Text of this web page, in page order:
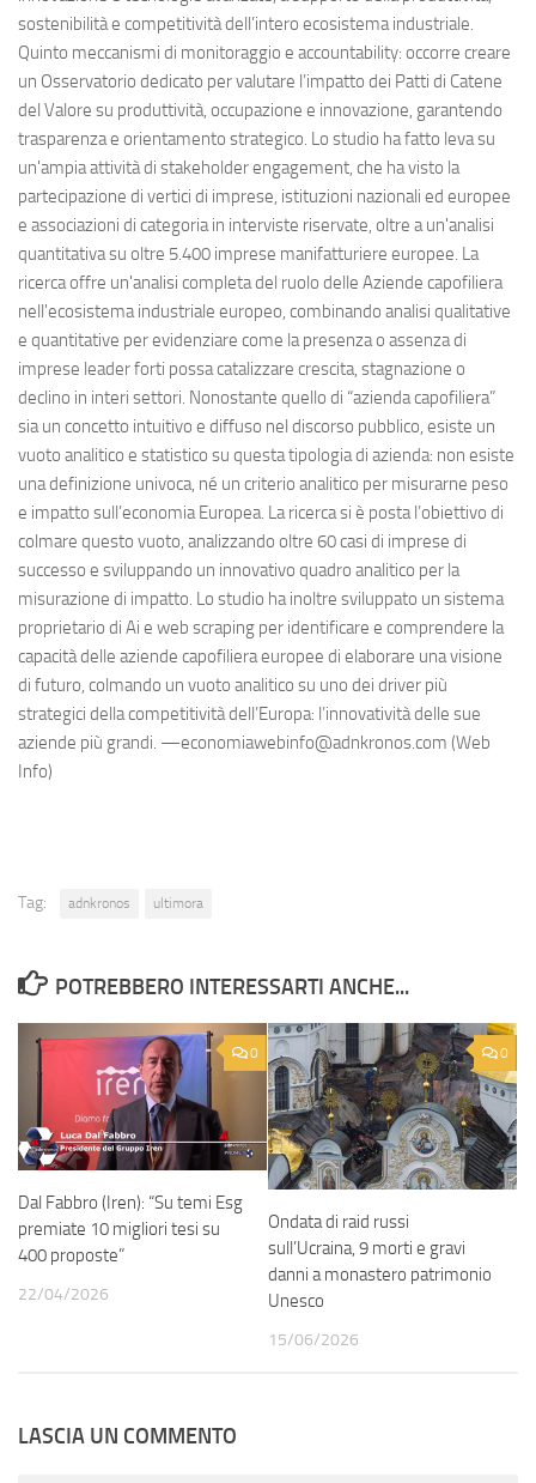
sostenibilità e competitività dell’intero ecosistema industriale.
Quinto meccanismi di monitoraggio e accountability: occorre creare
un Osservatorio dedicato per valutare l’impatto dei Patti di Catene
del Valore su produttività, occupazione e innovazione, garantendo
trasparenza e orientamento strategico. Lo studio ha fatto leva su
un'ampia attività di stakeholder engagement, che ha visto la
partecipazione di vertici di imprese, istituzioni nazionali ed europee
e associazioni di categoria in interviste riservate, oltre a un'analisi
quantitativa su oltre 5.400 imprese manifatturiere europee. La
ricerca offre un'analisi completa del ruolo delle Aziende capofiliera
nell'ecosistema industriale europeo, combinando analisi qualitative
e quantitative per evidenziare come la presenza o assenza di
imprese leader forti possa catalizzare crescita, stagnazione o
declino in interi settori. Nonostante quello di “azienda capofiliera”
sia un concetto intuitivo e diffuso nel discorso pubblico, esiste un
vuoto analitico e statistico su questa tipologia di azienda: non esiste
una definizione univoca, né un criterio analitico per misurarne peso
e impatto sull’economia Europea. La ricerca si è posta l’obiettivo di
colmare questo vuoto, analizzando oltre 60 casi di imprese di
successo e sviluppando un innovativo quadro analitico per la
misurazione di impatto. Lo studio ha inoltre sviluppato un sistema
proprietario di Ai e web scraping per identificare e comprendere la
capacità delle aziende capofiliera europee di elaborare una visione
di futuro, colmando un vuoto analitico su uno dei driver più
strategici della competitività dell’Europa: l’innovatività delle sue
aziende più grandi. —economiawebinfo@adnkronos.com (Web
Info)
Tag: adnkronos ultimora
POTREBBERO INTERESSARTI ANCHE...
0
Dal Fabbro (Iren): “Su temi Esg
premiate 10 migliori tesi su
400 proposte”
22/04/2026
0
Ondata di raid russi
sull’Ucraina, 9 morti e gravi
danni a monastero patrimonio
Unesco
15/06/2026
LASCIA UN COMMENTO